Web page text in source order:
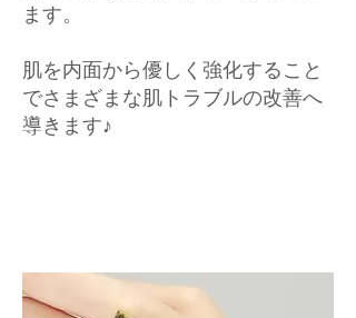
ます。
肌を内面から優しく強化すること
でさまざまな肌トラブルの改善へ
導きます♪